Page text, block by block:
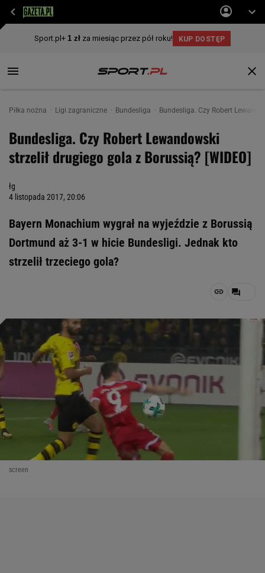
Piłka nożna Ligi zagraniczne Bundesliga Bundesliga. Czy Robert
Bundesliga. Czy Robert Lewandowski
strzelił drugiego gola z Borussią? [WIDEO]
łg
4 listopada 2017, 20:06
Bayern Monachium wygrał na wyjeździe z Borussią
Dortmund aż 3-1 w hicie Bundesligi. Jednak kto
strzelił trzeciego gola?
screen